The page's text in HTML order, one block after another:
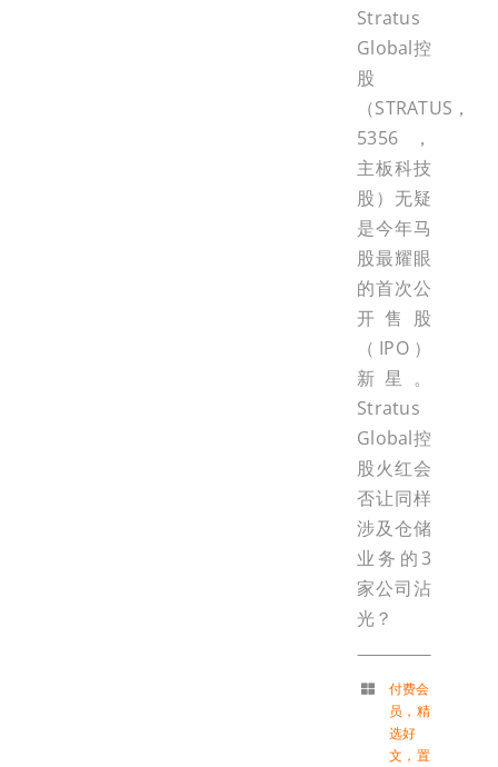
Stratus
Global控
股
（STRATUS，
5356，
主板科技
股）无疑
是今年马
股最耀眼
的首次公
开售股
（IPO）
新星。
Stratus
Global控
股火红会
否让同样
涉及仓储
业务的3
家公司沾
光？
付费会
员 ， 精
选好
文 ， 置